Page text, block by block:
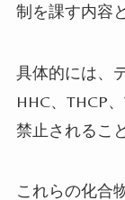
制を課す内容
具体的には、
HHC、THCP
禁止されるこ
これらの化合